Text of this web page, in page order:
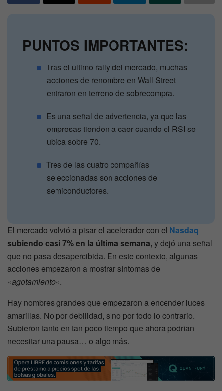
PUNTOS IMPORTANTES:
Tras el último rally del mercado, muchas
acciones de renombre en Wall Street
entraron en terreno de sobrecompra.
Es una señal de advertencia, ya que las
empresas tienden a caer cuando el RSI se
ubica sobre 70.
Tres de las cuatro compañías
seleccionadas son acciones de
semiconductores.
El mercado volvió a pisar el acelerador con el Nasdaq
subiendo casi 7% en la última semana,y dejó una señal
que no pasa desapercibida. En este contexto, algunas
acciones empezaron a mostrar síntomas de
«agotamiento«.
Hay nombres grandes que empezaron a encender luces
amarillas. No por debilidad, sino por todo lo contrario.
Subieron tanto en tan poco tiempo que ahora podrían
necesitar una pausa… o algo más.